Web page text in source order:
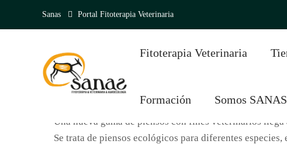
Sanas Portal Fitoterapia Veterinaria
Fitoterapia Veterinaria
Formación Somos SANAS
Leon Herbalucat 0 Comment
Una nueva gama de piensos con fines veterinarios
Se trata de piensos ecológicos para diferentes